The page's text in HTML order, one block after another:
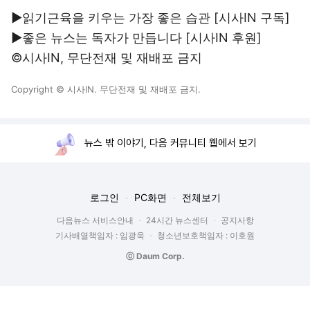
▶읽기근육을 키우는 가장 좋은 습관 [시사IN 구독]
▶좋은 뉴스는 독자가 만듭니다 [시사IN 후원]
©시사IN, 무단전재 및 재배포 금지
Copyright © 시사IN. 무단전재 및 재배포 금지.
뉴스 밖 이야기, 다음 커뮤니티 웹에서 보기
로그인 PC화면 전체보기
다음뉴스 서비스안내 24시간 뉴스센터
공지사항
기사배열책임자 : 임광욱
청소년보호책임자 : 이호원
ⓒ Daum Corp.